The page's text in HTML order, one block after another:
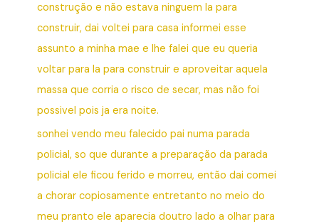
construção e não estava ninguem la para
construir, dai voltei para casa informei esse
assunto a minha mae e lhe falei que eu queria
voltar para la para construir e aproveitar aquela
massa que corria o risco de secar, mas não foi
possivel pois ja era noite.
sonhei vendo meu falecido pai numa parada
policial, so que durante a preparação da parada
policial ele ficou ferido e morreu, então dai comei
a chorar copiosamente entretanto no meio do
meu pranto ele aparecia doutro lado a olhar para